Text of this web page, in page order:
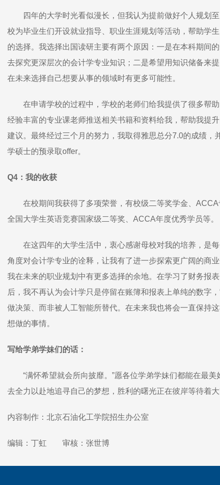
四年的大学时光看似漫长，但我认为提前做好个人规划
校为毕业生们开设就业指导、职业生涯规划等活动，帮助学
的选择。我选择出国读研主要有两个原因：一是在本科期间
去探究更深层次的会计学专业知识；二是希望用知识储备来
在未来选择自己想要从事的领域时有更多可能性。
在申请学校的过程中，学校的老师们给我提供了很多帮
经验丰富的专业课老师推送相关书籍和资料给我，帮助我提
建议。最终经过三个月的努力，我取得雅思总分7.0的成绩，
学硕士的预录取offer。
Q4：我的收获
在校期间我获得了多项荣誉，有校级二等奖学金、
全国大学生英语竞赛国家级二等奖、ACCA年度优秀学员等。
在这四年的大学生活中，衷心感谢母校对我的培养，是
角度对会计学专业的诠释，让我有了进一步探索更广阔的商
我在未来的职业规划中有更多选择的余地。在学习了财务报
后，我不再认为会计学只是停留在账簿和报表上单纯的数字
做决策、而非被人工智能所替代。在未来我也将会一直保持
想做的事情。
写给学弟学妹们的话：
“满怀希望就会所向披靡。”愿各位学弟学妹们都能在最
去全力以赴地追寻自己的梦想，胜利的曙光正在彼岸等待着
内容制作：北京石油化工学院招生办公室
编辑：丁虹 审核：张世博